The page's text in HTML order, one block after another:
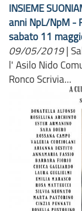
INSIEME
anni NpL/NpM -
sabato 11
09/05/2019 |
l' Asilo Nido
Ronco Scrivia...